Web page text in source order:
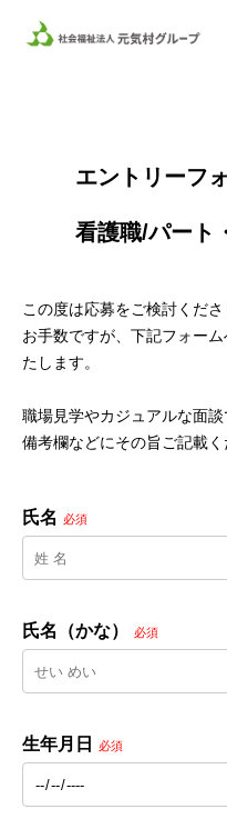
エントリー
この度は応募をご検討くだ
お手数ですが、下記フォー
たします。
職場見学やカジュアルな面
備考欄などにその旨ご記載く
氏名 必須
氏名（かな） 必須
生年月日 必須